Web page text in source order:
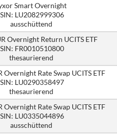
Smart Overnight
LU2082999306
ausschüttend
Overnight Return UCITS ETF
FR0010510800
thesaurierend
Overnight Rate Swap UCITS ETF
LU0290358497
thesaurierend
Overnight Rate Swap UCITS ETF
LU0335044896
ausschüttend